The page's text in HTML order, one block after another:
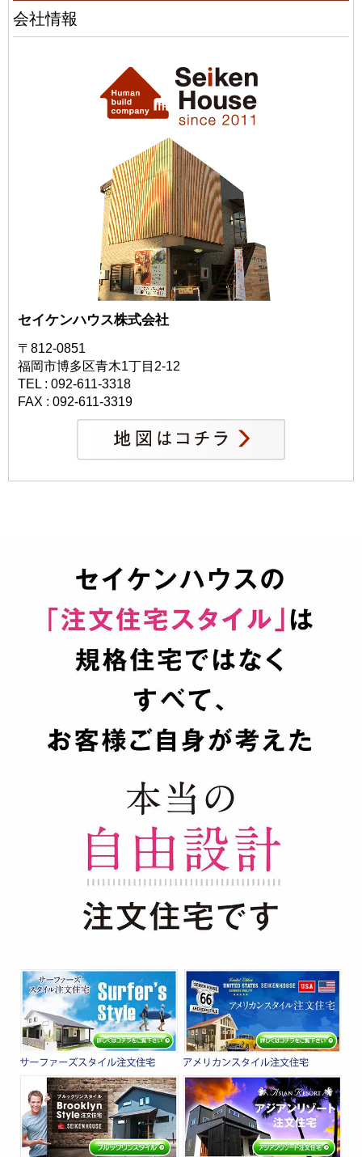
会社情報
セイケンハウス株式会社
〒812-0851
福岡市博多区青木1丁目2-12
TEL : 092-611-3318
FAX : 092-611-3319